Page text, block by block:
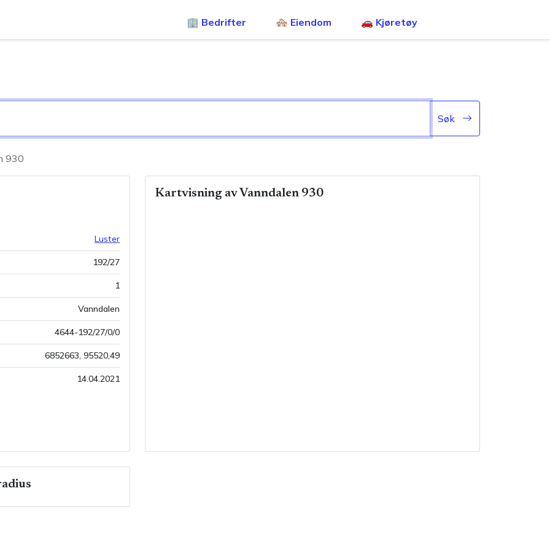
🏢 Bedrifter 🏘️ Eiendom 🚗 Kjøretøy
Søk
930
Luster
192/27
1
Vanndalen
4644-192/27/0/0
6852663, 95520,49
14.04.2021
Kartvisning av Vanndalen 930